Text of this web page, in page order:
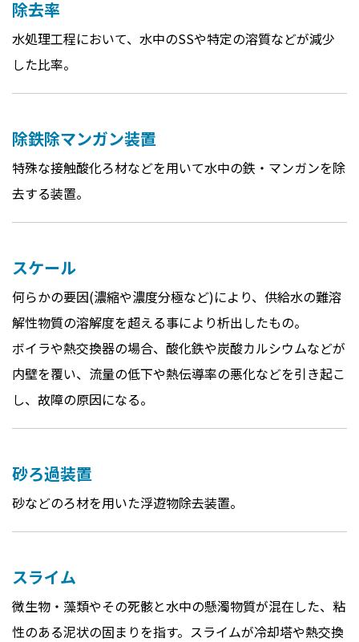
除去率
水処理工程において、水中のSSや特定の溶質などが減少
した比率。
除鉄除マンガン装置
特殊な接触酸化ろ材などを用いて水中の鉄・マンガンを除
去する装置。
スケール
何らかの要因(濃縮や濃度分極など)により、供給水の難溶
解性物質の溶解度を超える事により析出したもの。
ボイラや熱交換器の場合、酸化鉄や炭酸カルシウムなどが
内壁を覆い、流量の低下や熱伝導率の悪化などを引き起こ
し、故障の原因になる。
砂ろ過装置
砂などのろ材を用いた浮遊物除去装置。
スライム
微生物・藻類やその死骸と水中の懸濁物質が混在した、粘
性のある泥状の固まりを指す。スライムが冷却塔や熱交換